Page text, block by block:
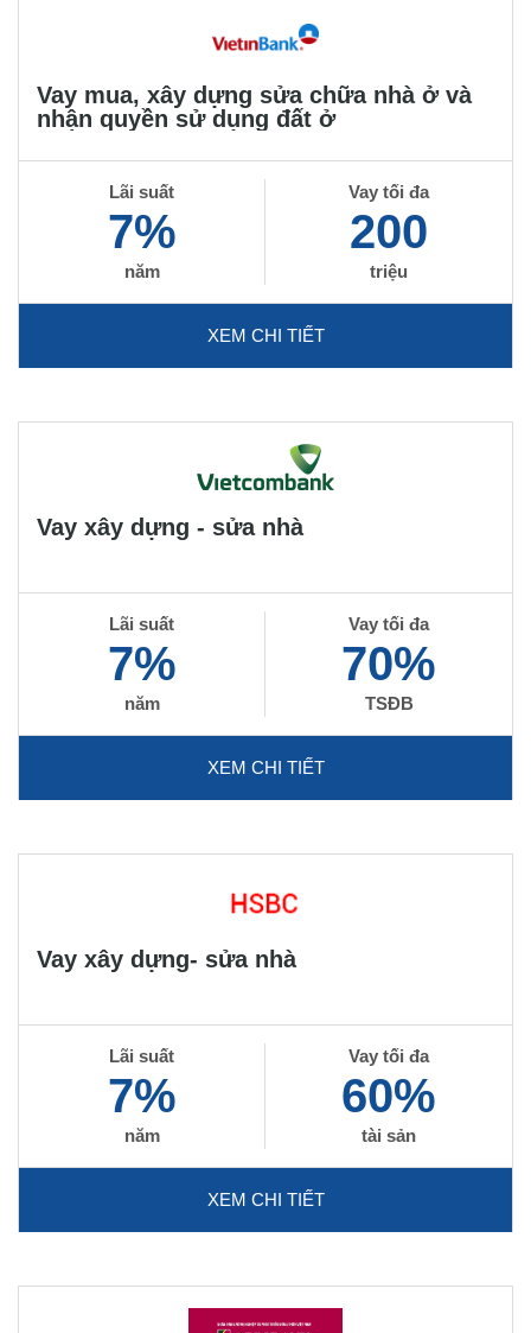
Vay mua, xây dựng sửa chữa nhà ở và
nhận quyền sử dụng đất ở
Lãi suất
7%
năm
Vay tối đa
200
triệu
XEM CHI TIẾT
Vay xây dựng - sửa nhà
Lãi suất
7%
năm
Vay tối đa
70%
TSĐB
XEM CHI TIẾT
Vay xây dựng- sửa nhà
Lãi suất
7%
năm
Vay tối đa
60%
tài sản
XEM CHI TIẾT